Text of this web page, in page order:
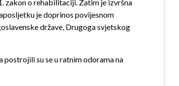
zakon o rehabilitaciji. Zatim je izvršna
je doprinos povijesnom
države, Drugoga svjetskog
su se u ratnim odorama na